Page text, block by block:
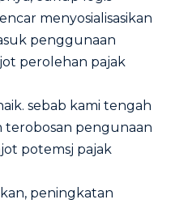
menyosialisasikan
penggunaan
perolehan pajak
sebab kami tengah
terobosan pengunaan
potemsj pajak
peningkatan